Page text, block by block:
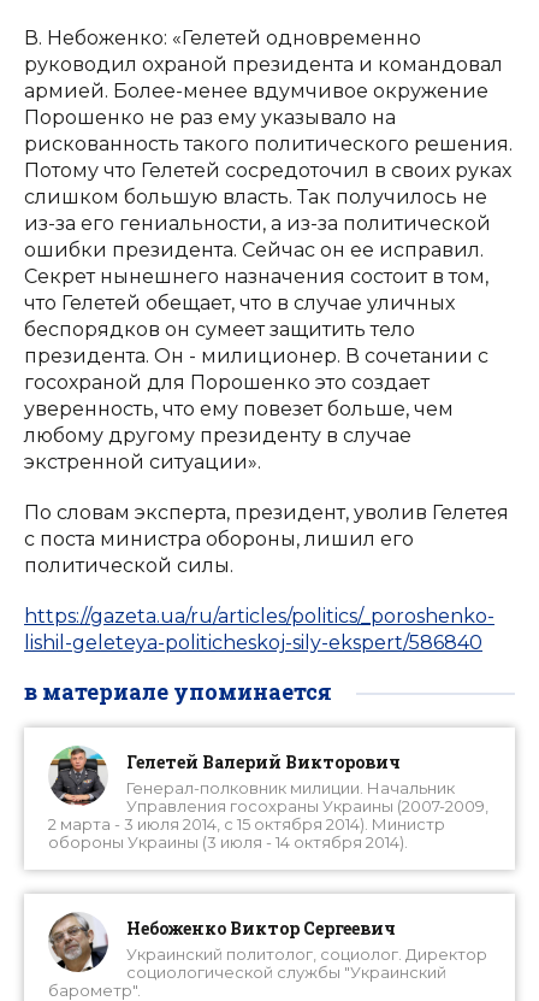
В. Небоженко: «Гелетей одновременно
руководил охраной президента и командовал
армией. Более-менее вдумчивое окружение
Порошенко не раз ему указывало на
рискованность такого политического решения.
Потому что Гелетей сосредоточил в своих руках
слишком большую власть. Так получилось не
из-за его гениальности, а из-за политической
ошибки президента. Сейчас он ее исправил.
Секрет нынешнего назначения состоит в том,
что Гелетей обещает, что в случае уличных
беспорядков он сумеет защитить тело
президента. Он - милиционер. В сочетании с
госохраной для Порошенко это создает
уверенность, что ему повезет больше, чем
любому другому президенту в случае
экстренной ситуации».
По словам эксперта, президент, уволив Гелетея
с поста министра обороны, лишил его
политической силы.
https://gazeta.ua/ru/articles/politics/_poroshenko-
lishil-geleteya-politicheskoj-sily-ekspert/586840
в материале упоминается
Гелетей Валерий Викторович
Генерал-полковник милиции. Начальник
Управления госохраны Украины (2007-2009,
2 марта - 3 июля 2014, с 15 октября 2014). Министр
обороны Украины (3 июля - 14 октября 2014).
Небоженко Виктор Сергеевич
Украинский политолог, социолог. Директор
социологической службы "Украинский
барометр".